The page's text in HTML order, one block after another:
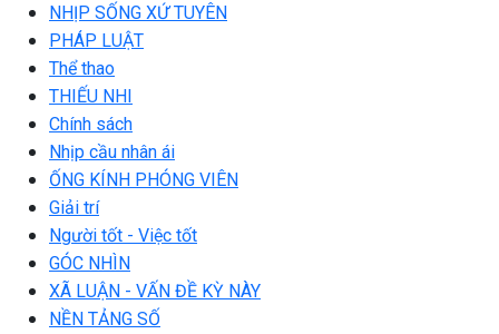
NHỊP SỐNG XỨ TUYÊN
PHÁP LUẬT
Thể thao
THIẾU NHI
Chính sách
Nhịp cầu nhân ái
ỐNG KÍNH PHÓNG VIÊN
Giải trí
Người tốt - Việc tốt
GÓC NHÌN
XÃ LUẬN - VẤN ĐỀ KỲ NÀY
NỀN TẢNG SỐ